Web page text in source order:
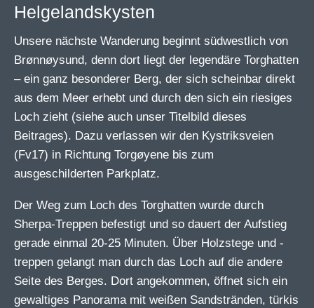
Helgelandskysten
Unsere nächste Wanderung beginnt südwestlich von
Brønnøysund, denn dort liegt der legendäre Torghatten
– ein ganz besonderer Berg, der sich scheinbar direkt
aus dem Meer erhebt und durch den sich ein riesiges
Loch zieht (siehe auch unser Titelbild dieses
Beitrages). Dazu verlassen wir den Kystriksveien
(Fv17) in Richtung Torgøyene bis zum
ausgeschilderten Parkplatz.
Der Weg zum Loch des Torghatten wurde durch
Sherpa-Treppen befestigt und so dauert der Aufstieg
gerade einmal 20-25 Minuten. Über Holzstege und -
treppen gelangt man durch das Loch auf die andere
Seite des Berges. Dort angekommen, öffnet sich ein
gewaltiges Panorama mit weißen Sandstränden, türkis